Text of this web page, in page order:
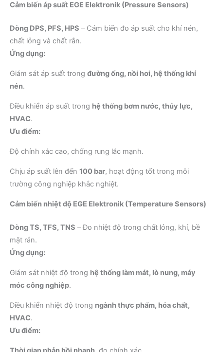
Cảm biến áp suất EGE Elektronik (Pressure Sensors)
Dòng DPS, PFS, HPS – Cảm biến đo áp suất cho khí nén,
chất lỏng và chất rắn.
Ứng dụng:
Giám sát áp suất trong đường ống, nồi hơi, hệ thống khí
nén.
Điều khiển áp suất trong hệ thống bơm nước, thủy lực,
HVAC.
Ưu điểm:
Độ chính xác cao, chống rung lắc mạnh.
Chịu áp suất lên đến 100 bar, hoạt động tốt trong môi
trường công nghiệp khắc nghiệt.
Cảm biến nhiệt độ EGE Elektronik (Temperature Sensors)
Dòng TS, TFS, TNS – Đo nhiệt độ trong chất lỏng, khí, bề
mặt rắn.
Ứng dụng:
Giám sát nhiệt độ trong hệ thống làm mát, lò nung, máy
móc công nghiệp.
Điều khiển nhiệt độ trong ngành thực phẩm, hóa chất,
HVAC.
Ưu điểm: